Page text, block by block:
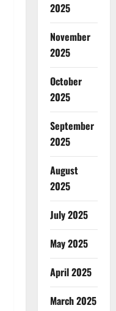
2025
November
2025
October
2025
September
2025
August
2025
July 2025
May 2025
April 2025
March 2025